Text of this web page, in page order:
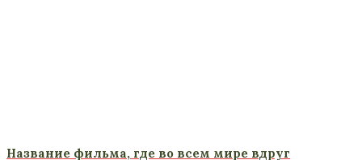
Название фильма, где во всем мире вдруг